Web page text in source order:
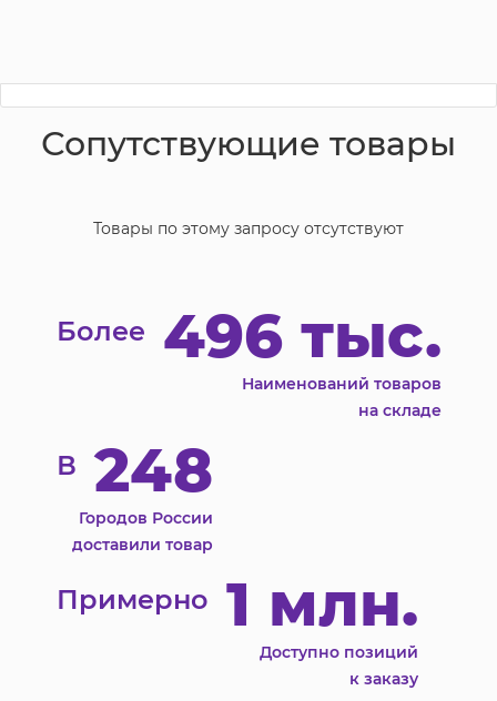
Сопутствующие товары
Товары по этому запросу отсутствуют
Более 496 тыс.
Наименований товаров
на складе
В 248
Городов России
доставили товар
Примерно 1 млн.
Доступно позиций
к заказу